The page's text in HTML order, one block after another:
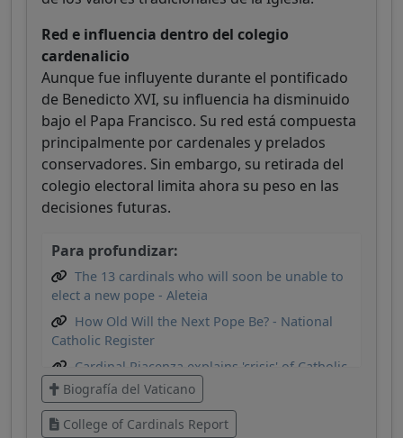
Red e influencia dentro del colegio
cardenalicio
Aunque fue influyente durante el pontificado
de Benedicto XVI, su influencia ha disminuido
bajo el Papa Francisco. Su red está compuesta
principalmente por cardenales y prelados
conservadores. Sin embargo, su retirada del
colegio electoral limita ahora su peso en las
decisiones futuras.
Para profundizar:
The 13 cardinals who will soon be unable to
elect a new pope - Aleteia
How Old Will the Next Pope Be? - National
Catholic Register
Cardinal Piacenza explains 'crisis' of Catholic
priesthood
Biografía del Vaticano
College of Cardinals Report